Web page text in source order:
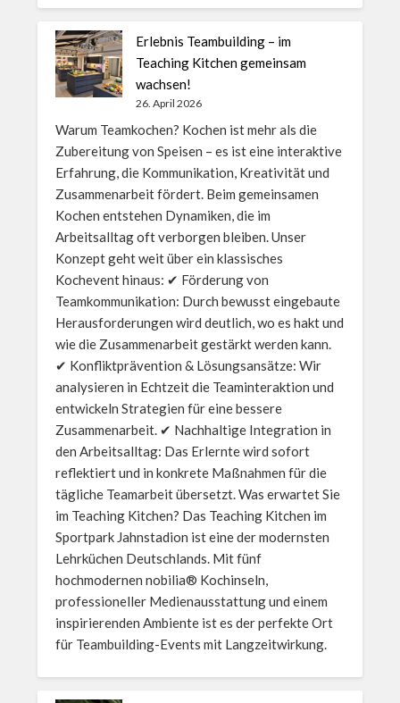
Erlebnis Teambuilding – im
Teaching Kitchen gemeinsam
wachsen!
26. April 2026
Warum Teamkochen? Kochen ist mehr als die
Zubereitung von Speisen – es ist eine interaktive
Erfahrung, die Kommunikation, Kreativität und
Zusammenarbeit fördert. Beim gemeinsamen
Kochen entstehen Dynamiken, die im
Arbeitsalltag oft verborgen bleiben. Unser
Konzept geht weit über ein klassisches
Kochevent hinaus: ✔ Förderung von
Teamkommunikation: Durch bewusst eingebaute
Herausforderungen wird deutlich, wo es hakt und
wie die Zusammenarbeit gestärkt werden kann.
✔ Konfliktprävention & Lösungsansätze: Wir
analysieren in Echtzeit die Teaminteraktion und
entwickeln Strategien für eine bessere
Zusammenarbeit. ✔ Nachhaltige Integration in
den Arbeitsalltag: Das Erlernte wird sofort
reflektiert und in konkrete Maßnahmen für die
tägliche Teamarbeit übersetzt. Was erwartet Sie
im Teaching Kitchen? Das Teaching Kitchen im
Sportpark Jahnstadion ist eine der modernsten
Lehrküchen Deutschlands. Mit fünf
hochmodernen nobilia® Kochinseln,
professioneller Medienausstattung und einem
inspirierenden Ambiente ist es der perfekte Ort
für Teambuilding-Events mit Langzeitwirkung.